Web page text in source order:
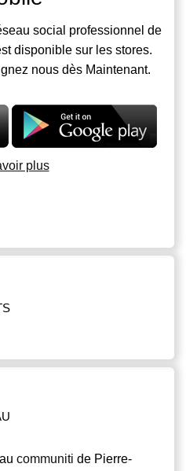
social professionnel de
disponible sur les stores.
nous dès Maintenant.
plus
communiti de Pierre-